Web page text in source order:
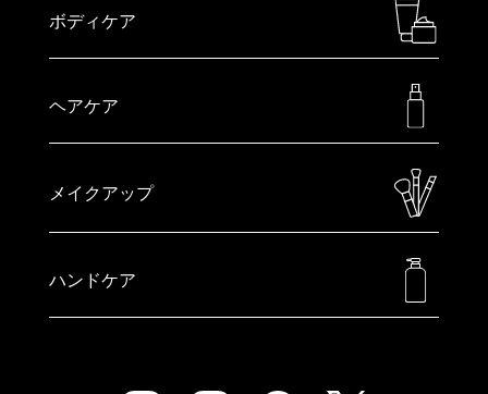
ボディケア
ヘアケア
メイクアップ
ハンドケア